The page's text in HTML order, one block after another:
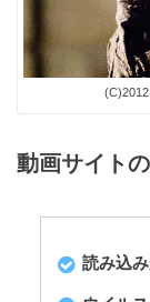
動画サイト
読み込